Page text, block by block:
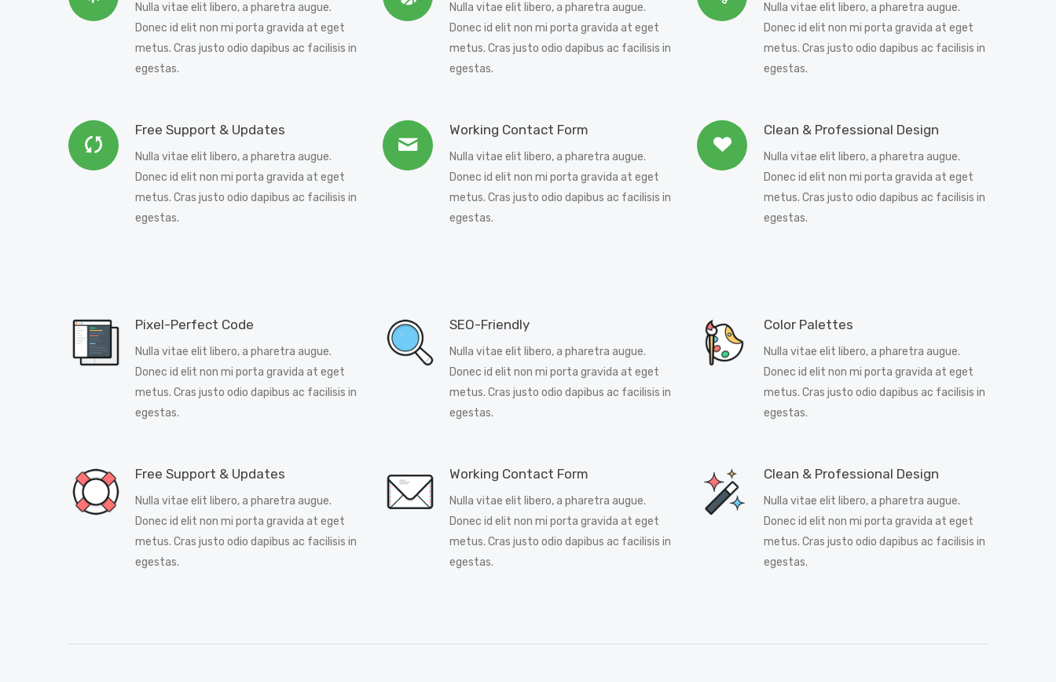
Nulla vitae elit libero, a pharetra augue.
Donec id elit non mi porta gravida at eget
metus. Cras justo odio dapibus ac facilisis in
egestas.
Free Support & Updates
Nulla vitae elit libero, a pharetra augue.
Donec id elit non mi porta gravida at eget
metus. Cras justo odio dapibus ac facilisis in
egestas.
Nulla vitae elit libero, a pharetra augue.
Donec id elit non mi porta gravida at eget
metus. Cras justo odio dapibus ac facilisis in
egestas.
Working Contact Form
Nulla vitae elit libero, a pharetra augue.
Donec id elit non mi porta gravida at eget
metus. Cras justo odio dapibus ac facilisis in
egestas.
Nulla vitae elit libero, a pharetra augue.
Donec id elit non mi porta gravida at eget
metus. Cras justo odio dapibus ac facilisis in
egestas.
Clean & Professional Design
Nulla vitae elit libero, a pharetra augue.
Donec id elit non mi porta gravida at eget
metus. Cras justo odio dapibus ac facilisis in
egestas.
Pixel-Perfect Code
Nulla vitae elit libero, a pharetra augue.
Donec id elit non mi porta gravida at eget
metus. Cras justo odio dapibus ac facilisis in
egestas.
Free Support & Updates
Nulla vitae elit libero, a pharetra augue.
Donec id elit non mi porta gravida at eget
metus. Cras justo odio dapibus ac facilisis in
egestas.
SEO-Friendly
Nulla vitae elit libero, a pharetra augue.
Donec id elit non mi porta gravida at eget
metus. Cras justo odio dapibus ac facilisis in
egestas.
Working Contact Form
Nulla vitae elit libero, a pharetra augue.
Donec id elit non mi porta gravida at eget
metus. Cras justo odio dapibus ac facilisis in
egestas.
Color Palettes
Nulla vitae elit libero, a pharetra augue.
Donec id elit non mi porta gravida at eget
metus. Cras justo odio dapibus ac facilisis in
egestas.
Clean & Professional Design
Nulla vitae elit libero, a pharetra augue.
Donec id elit non mi porta gravida at eget
metus. Cras justo odio dapibus ac facilisis in
egestas.